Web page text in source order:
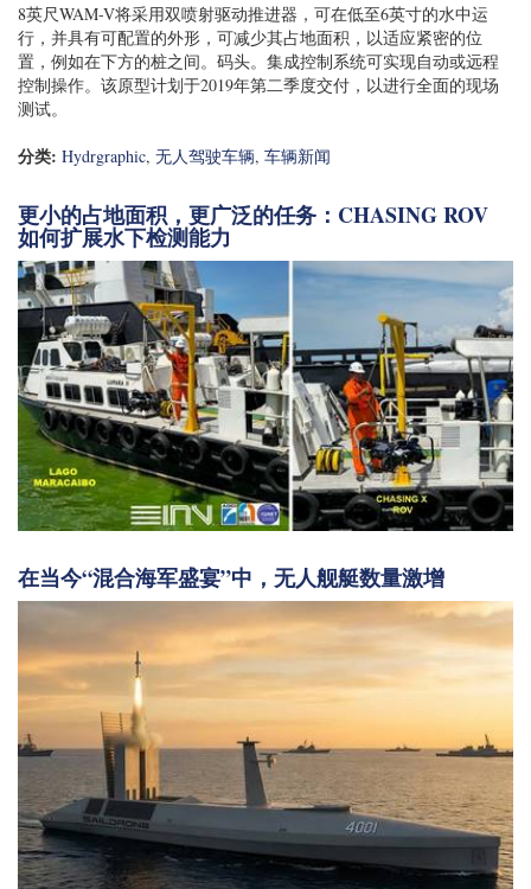
8英尺WAM-V将采用双喷射驱动推进器，可在低至6英寸的水中运
行，并具有可配置的外形，可减少其占地面积，以适应紧密的位
置，例如在下方的桩之间。码头。集成控制系统可实现自动或远程
控制操作。该原型计划于2019年第二季度交付，以进行全面的现场
测试。
分类: Hydrgraphic, 无人驾驶车辆, 车辆新闻
更小的占地面积，更广泛的任务：CHASING ROV
如何扩展水下检测能力
在当今“混合海军盛宴”中，无人舰艇数量激增